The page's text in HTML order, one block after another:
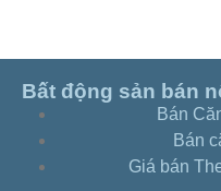
Bất động sản bán
Bán
Bán
Giá bán